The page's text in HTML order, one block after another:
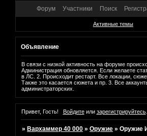
Форум Участники Поиск
Активные темы
Объявление
В связи с низкой активность на форуме
Администрация обновляется. Если желаете
в ЛС. 2. Происходит рестарт. Все локации,
Также это касается сюжета и пр. 3. Все
администраторских.
Привет, Гость! Войдитеили зарегистрируйтесь.
» Вархаммер 40 000 »Оружие »Оружие